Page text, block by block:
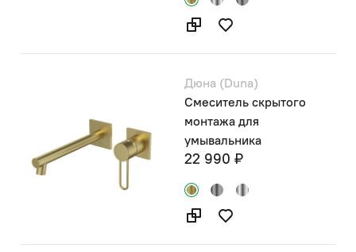
Дюна (Duna)
Смеситель скрытого
монтажа для
умывальника
22 990 ₽